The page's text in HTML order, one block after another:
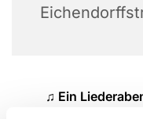
♫ Ein